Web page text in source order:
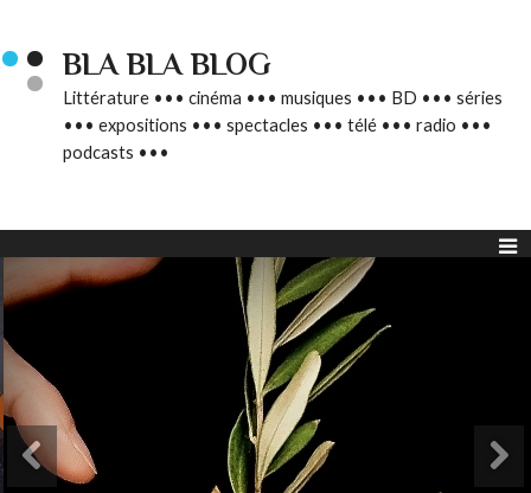
BLA BLA BLOG
Littérature ••• cinéma ••• musiques ••• BD ••• séries
••• expositions ••• spectacles ••• télé ••• radio •••
podcasts •••